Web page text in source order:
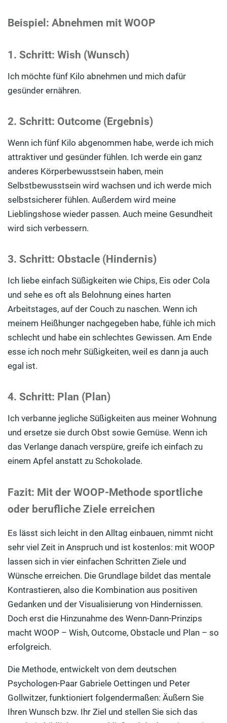
Beispiel: Abnehmen mit WOOP
1. Schritt: Wish (Wunsch)
Ich möchte fünf Kilo abnehmen und mich dafür
gesünder ernähren.
2. Schritt: Outcome (Ergebnis)
Wenn ich fünf Kilo abgenommen habe, werde ich mich
attraktiver und gesünder fühlen. Ich werde ein ganz
anderes Körperbewusstsein haben, mein
Selbstbewusstsein wird wachsen und ich werde mich
selbstsicherer fühlen. Außerdem wird meine
Lieblingshose wieder passen. Auch meine Gesundheit
wird sich verbessern.
3. Schritt: Obstacle (Hindernis)
Ich liebe einfach Süßigkeiten wie Chips, Eis oder Cola
und sehe es oft als Belohnung eines harten
Arbeitstages, auf der Couch zu naschen. Wenn ich
meinem Heißhunger nachgegeben habe, fühle ich mich
schlecht und habe ein schlechtes Gewissen. Am Ende
esse ich noch mehr Süßigkeiten, weil es dann ja auch
egal ist.
4. Schritt: Plan (Plan)
Ich verbanne jegliche Süßigkeiten aus meiner Wohnung
und ersetze sie durch Obst sowie Gemüse. Wenn ich
das Verlange danach verspüre, greife ich einfach zu
einem Apfel anstatt zu Schokolade.
Fazit: Mit der WOOP-Methode sportliche
oder berufliche Ziele erreichen
Es lässt sich leicht in den Alltag einbauen, nimmt nicht
sehr viel Zeit in Anspruch und ist kostenlos: mit WOOP
lassen sich in vier einfachen Schritten Ziele und
Wünsche erreichen. Die Grundlage bildet das mentale
Kontrastieren, also die Kombination aus positiven
Gedanken und der Visualisierung von Hindernissen.
Doch erst die Hinzunahme des Wenn-Dann-Prinzips
macht WOOP – Wish, Outcome, Obstacle und Plan – so
erfolgreich.
Die Methode, entwickelt von dem deutschen
Psychologen-Paar Gabriele Oettingen und Peter
Gollwitzer, funktioniert folgendermaßen: Äußern Sie
Ihren Wunsch bzw. Ihr Ziel und stellen Sie sich das